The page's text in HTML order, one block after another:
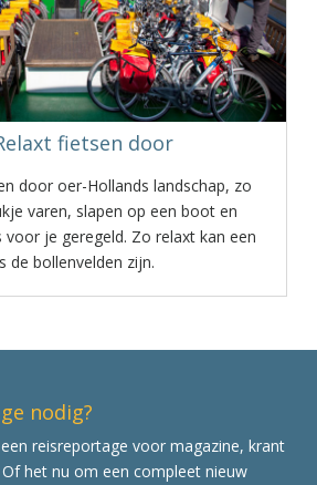
fietsen door
door oer-Hollands landschap, zo
varen, slapen op een boot en
je geregeld. Zo relaxt kan een
de bollenvelden zijn.
nodig?
reisreportage voor magazine, krant
het nu om een compleet nieuw